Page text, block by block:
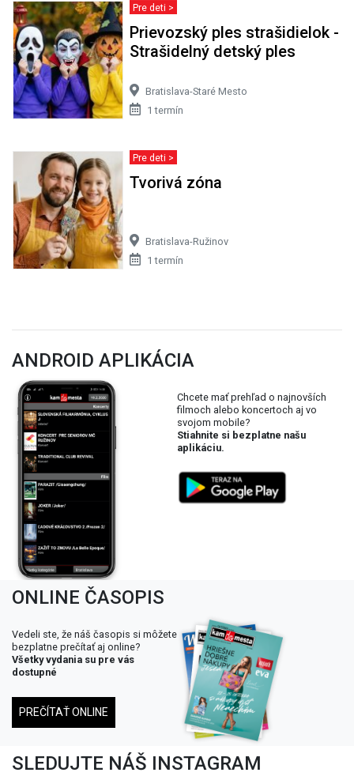
Pre deti >
Prievozský ples strašidielok -
Strašidelný detský ples
Bratislava-Staré Mesto
1 termín
Pre deti >
Tvorivá zóna
Bratislava-Ružinov
1 termín
ANDROID APLIKÁCIA
Chcete mať prehľad o najnovších
filmoch alebo koncertoch aj vo
svojom mobile?
Stiahnite si bezplatne našu
aplikáciu.
ONLINE ČASOPIS
Vedeli ste, že náš časopis si môžete
bezplatne prečítať aj online?
Všetky vydania su pre vás
dostupné
PREČÍTAŤ ONLINE
SLEDUJTE NÁŠ INSTAGRAM